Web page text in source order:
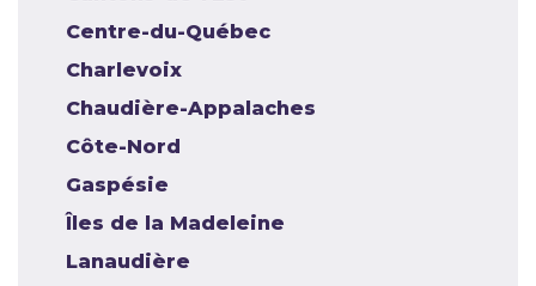
Centre-du-Québec
Charlevoix
Chaudière-Appalaches
Côte-Nord
Gaspésie
Îles de la Madeleine
Lanaudière